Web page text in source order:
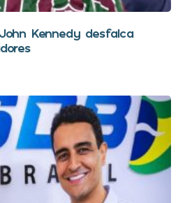
Kennedy desfalca